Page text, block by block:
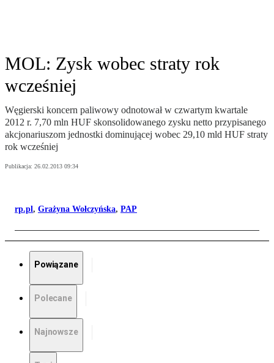
MOL: Zysk wobec straty rok
wcześniej
Węgierski koncern paliwowy odnotował w czwartym kwartale
2012 r. 7,70 mln HUF skonsolidowanego zysku netto przypisanego
akcjonariuszom jednostki dominującej wobec 29,10 mld HUF straty
rok wcześniej
Publikacja: 26.02.2013 09:34
rp.pl, Grażyna Wołczyńska, PAP
Powiązane
Polecane
Najnowsze